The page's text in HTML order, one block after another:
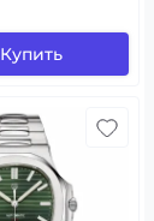
Купить